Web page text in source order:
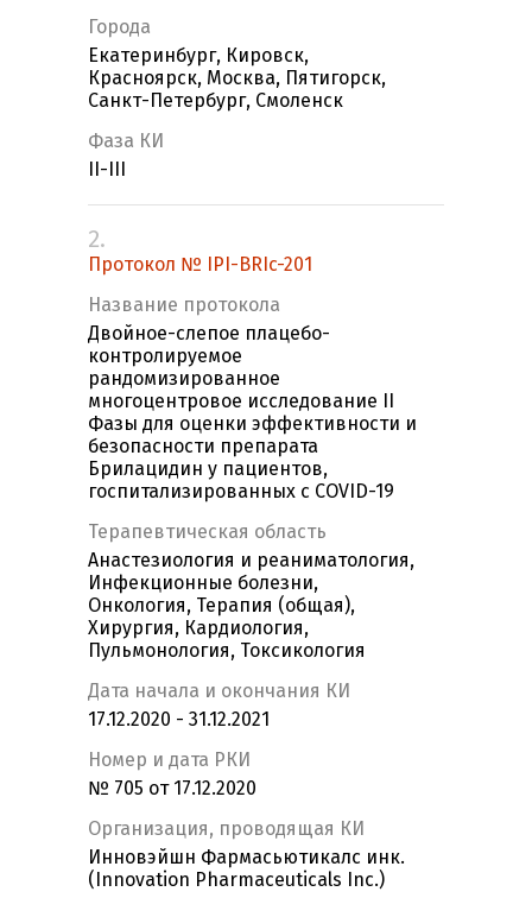
Города
Екатеринбург, Кировск,
Красноярск, Москва, Пятигорск,
Санкт-Петербург, Смоленск
Фаза КИ
II-III
2.
Протокол № IPI-BRIc-201
Название протокола
Двойное-слепое плацебо-
контролируемое
рандомизированное
многоцентровое исследование II
Фазы для оценки эффективности и
безопасности препарата
Брилацидин у пациентов,
госпитализированных с COVID-19
Терапевтическая область
Анастезиология и реаниматология,
Инфекционные болезни,
Онкология, Терапия (общая),
Хирургия, Кардиология,
Пульмонология, Токсикология
Дата начала и окончания КИ
17.12.2020 - 31.12.2021
Номер и дата РКИ
№ 705 от 17.12.2020
Организация, проводящая КИ
Инновэйшн Фармасьютикалс инк.
(Innovation Pharmaceuticals Inc.)